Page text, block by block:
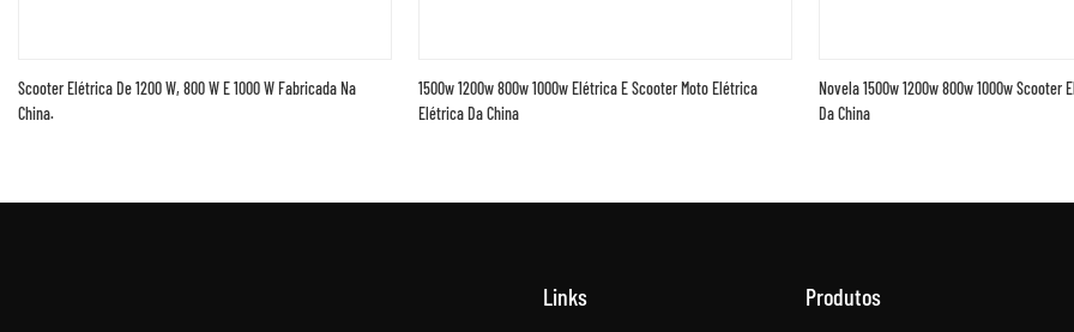
Scooter Elétrica De 1200 W, 800 W E 1000 W Fabricada Na
China.
1500w 1200w 800w 1000w Elétrica E Scooter Moto Elétrica
Elétrica Da China
Novela 1500w 1200w 800w 1000w Scooter
Da China
Links Produtos